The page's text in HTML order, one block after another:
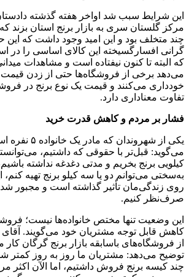
این شرایط سبب شد اواخر هفته گذشته
مرکز گلستان سری به بازار برنج استان بزند که
چند متخلف بود و این امید وجود داشت که این
گرانی افسارگسیخته این کالای اساسی را در
که البته تا کنون نیفتاده است و مشاهدات
می‌دهد برخی از فروشگاه‌ها حتی از زدن
خودداری می‌کنند و قیمت یک نوع برنج در
تفاوت معناداری دارد.
فشار بر مردم و کاهش قدرت خرید
یکی از شهروندان
کیلویی برنج بخریم و مدتی دغدغه نداشته
به‌سختی می‌توانم دو یا سه کیلو برنج تهیه کنم،
روی زندگی‌مان تأثیر گذاشته است و مجبور
صرف‌نظر کنیم.
این وضعیت تنها مختص خانواده‌ها نیست؛
کاهش قابل توجه مشتریان خود می‌گویند.
از فروشگاه‌های باسابقه بازار برنج گرگان کار
توضیح می‌دهد: مشتریان ما روز به روز کمتر
چند کیسه برنج فروش داشتیم، اما الآن اکثر